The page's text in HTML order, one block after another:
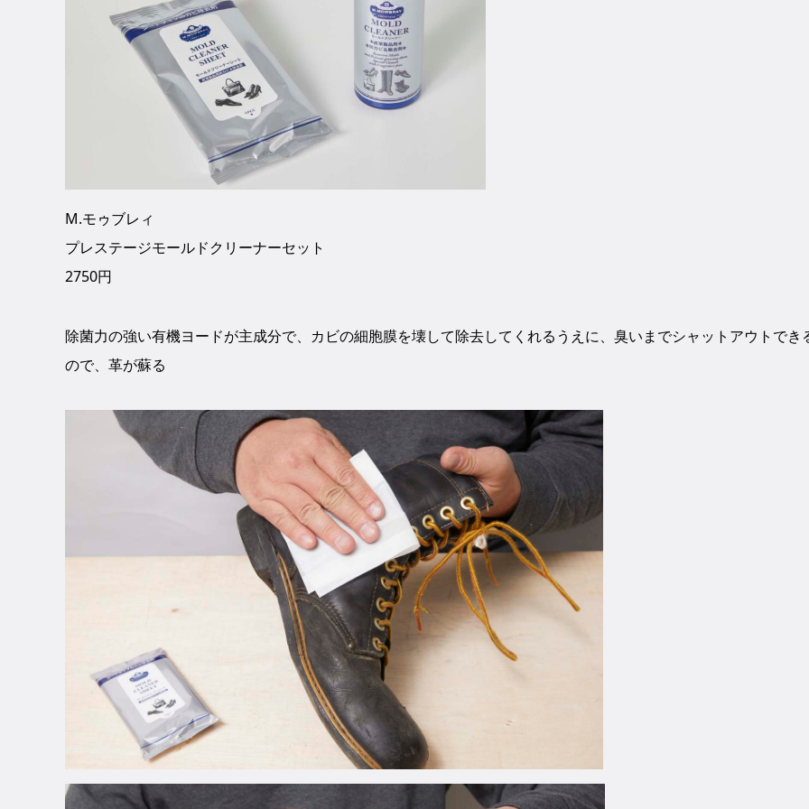
M.モゥブレィ
プレステージモールドクリーナーセット
2750円
除菌力の強い有機ヨードが主成分で、カビの細胞膜を壊して除去してくれるうえに、臭いまでシャットアウトでき
ので、革が蘇る